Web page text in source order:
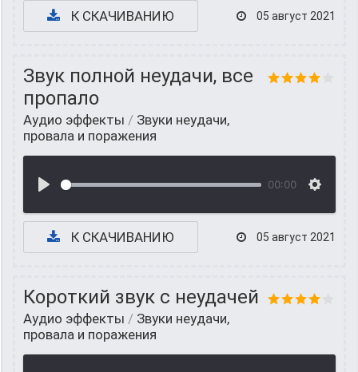
К СКАЧИВАНИЮ 05 август 2021
Звук полной неудачи, все
пропало
Аудио эффекты / Звуки неудачи,
провала и поражения
00:00
К СКАЧИВАНИЮ 05 август 2021
Короткий звук с неудачей
Аудио эффекты / Звуки неудачи,
провала и поражения